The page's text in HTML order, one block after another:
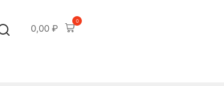
0,00 ₽
0